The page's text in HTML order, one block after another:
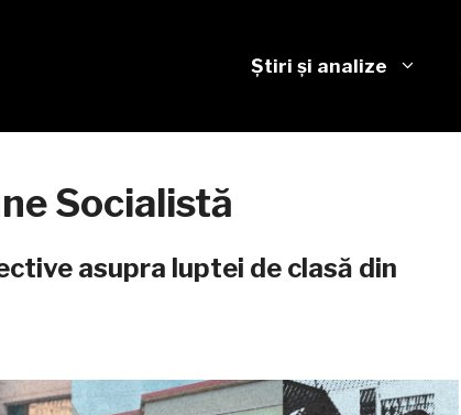
Știri și analize
Socialistă
asupra luptei de clasă din